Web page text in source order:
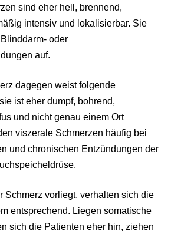
sind eher hell, brennend,
intensiv und lokalisierbar. Sie
oder
auf.
dagegen weist folgende
ist eher dumpf, bohrend,
und nicht genau einem Ort
viszerale Schmerzen häufig bei
und chronischen Entzündungen der
Schmerz vorliegt, verhalten sich die
entsprechend. Liegen somatische
sich die Patienten eher hin, ziehen